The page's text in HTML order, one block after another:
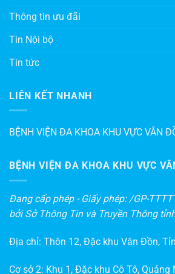
Thông tin ưu đãi
Tin Nội bộ
Tin tức
LIÊN KẾT NHANH
BỆNH VIỆN ĐA KHOA KHU VỰC VÂN
BỆNH VIỆN ĐA KHOA KHU VỰC
Đang cấp phép - Giấy phép: /GP-
bởi Sở Thông Tin và Truyền Thông
Địa chỉ: Thôn 12, Đặc khu Vân Đồn,
Cơ sở 2: Khu 1, Đặc khu Cô Tô, Quảng